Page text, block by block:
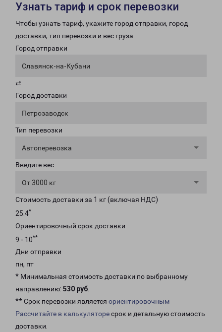
Узнать тариф и срок перевозки
Чтобы узнать тариф, укажите город отправки, город
доставки, тип перевозки и вес груза.
Город отправки
Славянск-на-Кубани
⇄
Город доставки
Петрозаводск
Тип перевозки
Автоперевозка
Введите вес
От 3000 кг
Стоимость доставки за 1 кг (включая НДС)
25.4*
Ориентировочный срок доставки
9 - 10**
Дни отправки
пн, пт
* Минимальная стоимость доставки по выбранному
направлению: 530 руб.
** Срок перевозки является ориентировочным
Рассчитайте в калькуляторесрок и детальную стоимость
доставки.